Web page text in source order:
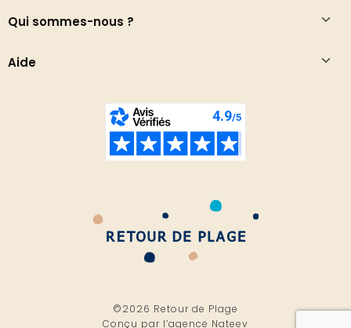
Qui sommes-nous ?
Aide
©2026 Retour de Plage
Conçu par l’agence Nateev